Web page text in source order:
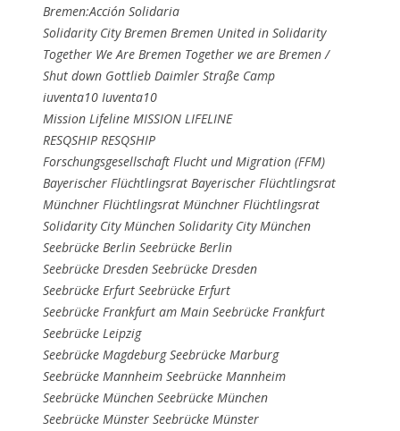
Bremen:Acción Solidaria
Solidarity City Bremen Bremen United in Solidarity
Together We Are Bremen Together we are Bremen /
Shut down Gottlieb Daimler Straße Camp
iuventa10 Iuventa10
Mission Lifeline MISSION LIFELINE
RESQSHIP RESQSHIP
Forschungsgesellschaft Flucht und Migration (FFM)
Bayerischer Flüchtlingsrat Bayerischer Flüchtlingsrat
Münchner Flüchtlingsrat Münchner Flüchtlingsrat
Solidarity City München Solidarity City München
Seebrücke Berlin Seebrücke Berlin
Seebrücke Dresden Seebrücke Dresden
Seebrücke Erfurt Seebrücke Erfurt
Seebrücke Frankfurt am Main Seebrücke Frankfurt
Seebrücke Leipzig
Seebrücke Magdeburg Seebrücke Marburg
Seebrücke Mannheim Seebrücke Mannheim
Seebrücke München Seebrücke München
Seebrücke Münster Seebrücke Münster